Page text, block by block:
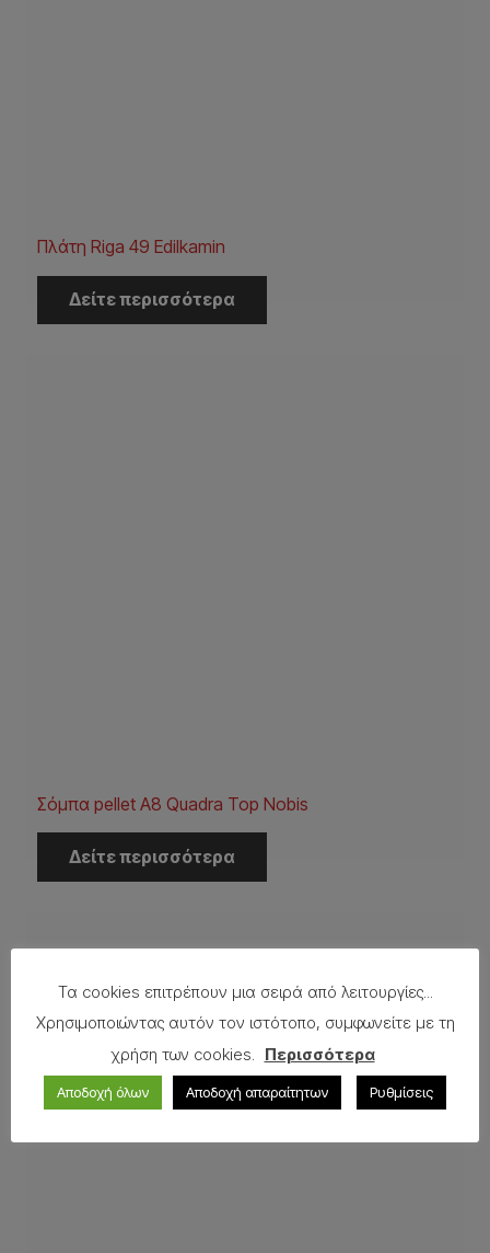
Πλάτη Riga 49 Edilkamin
Δείτε περισσότερα
Σόμπα pellet A8 Quadra Top Nobis
Δείτε περισσότερα
Τα cookies επιτρέπουν μια σειρά από λειτουργίες...
Χρησιμοποιώντας αυτόν τον ιστότοπο, συμφωνείτε με τη
χρήση των cookies. Περισσότερα
Αποδοχή όλων Αποδοχή απαραίτητων Ρυθμίσεις